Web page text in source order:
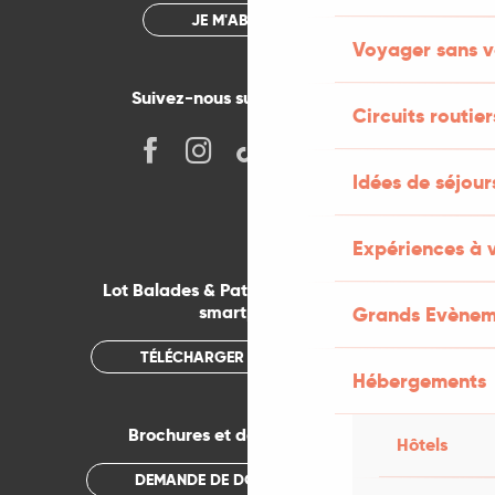
Voyager sans
Circuits
Idées de
Expériences à
Grands
Hébergements
Hôtels
JE M'ABONNE
Suivez-nous sur les réseaux !
Lot Balades & Patrimoines sur votre
smartphone
TÉLÉCHARGER L'APPLICATION
Brochures et documentations
DEMANDE DE DOCUMENTATION